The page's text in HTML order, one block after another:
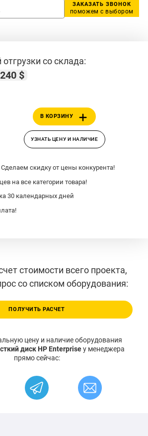
ЗАКАЗАТЬ ЗВОНОК
поможем с выбором
со склада:
240 $
В КОРЗИНУ
УЗНАТЬ ЦЕНУ И НАЛИЧИЕ
скидку от цены конкурента!
на все категории товара!
30 календарных дней
стоимости всего проекта,
со списком оборудования:
ПОЛУЧИТЬ РАСЧЕТ
цену и наличие оборудования
диск HP Enterpriseу менеджера
прямо сейчас: